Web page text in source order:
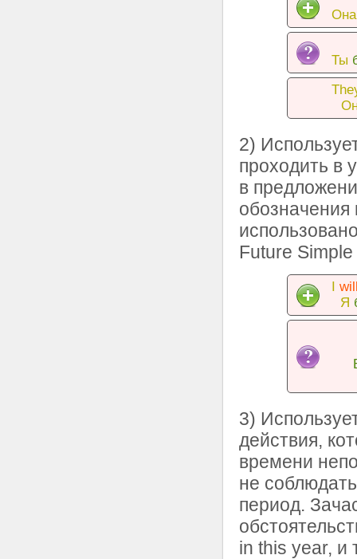
Она
Ты
2)
проходить в
в
обозначения
Future
I
Я
3)
действия,
времени
не
период.
in this year, и